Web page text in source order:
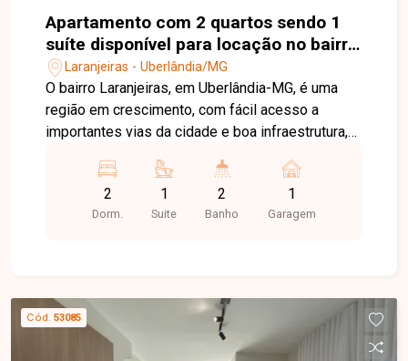
Apartamento com 2 quartos sendo 1
suíte disponível para locação no bairro
Laranjeiras em Uberlândia-MG
Laranjeiras - Uberlândia/MG
O bairro Laranjeiras, em Uberlândia-MG, é uma
região em crescimento, com fácil acesso a
importantes vias da cidade e boa infraestrutura,
Apartamento novo, primeira locação, composto
por sala em 2 ambientes, cozinha com armários
planejados e cooktop, sacada integrada sendo
de garagem. O condomínio dispõe de portaria 24
horas, quadra de beach tennis, piscina adulto e
infantil, academia, playground, elevadores e
2
Dorm.
1
Suite
2
Banho
1
Garagem
Cód. 53085